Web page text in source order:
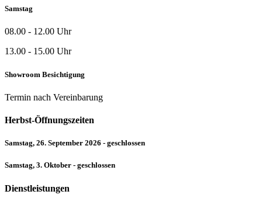
Samstag
08.00 - 12.00 Uhr
13.00 - 15.00 Uhr
Showroom Besichtigung
Termin nach Vereinbarung
Herbst-Öffnungszeiten
Samstag, 26. September 2026 - geschlossen
Samstag, 3. Oktober - geschlossen
Dienstleistungen